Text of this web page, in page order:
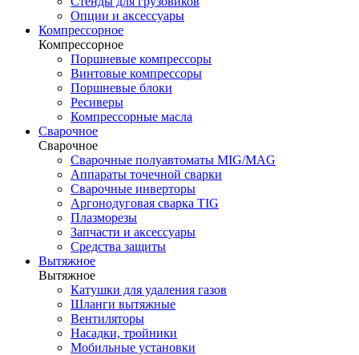
Опции и аксессуары
Компрессорное
Компрессорное
Поршневые компрессоры
Винтовые компрессоры
Поршневые блоки
Ресиверы
Компрессорные масла
Сварочное
Сварочное
Сварочные полуавтоматы MIG/MAG
Аппараты точечной сварки
Сварочные инверторы
Аргонодуговая сварка TIG
Плазморезы
Запчасти и аксессуары
Средства защиты
Вытяжное
Вытяжное
Катушки для удаления газов
Шланги вытяжные
Вентиляторы
Насадки, тройники
Мобильные установки